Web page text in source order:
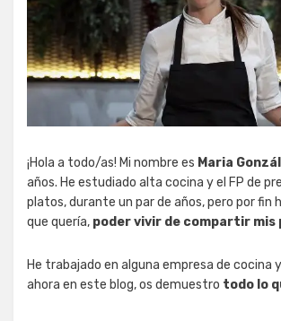
¡Hola a todo/as! Mi nombre es Maria
años. He estudiado alta cocina y el FP de
platos, durante un par de años, pero por fin
que quería, poder vivir de compartir mis
He trabajado en alguna empresa de cocina
ahora en este blog, os demuestro todo lo